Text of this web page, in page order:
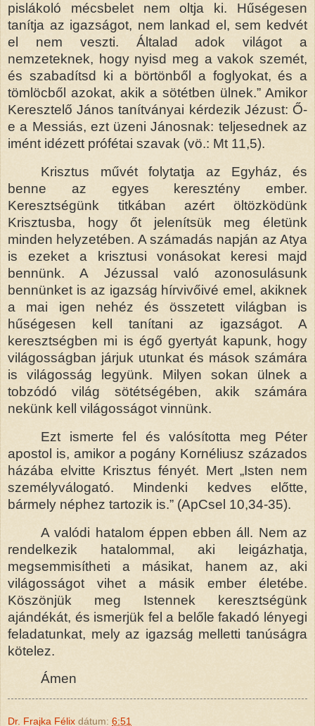
pislákoló mécsbelet nem oltja ki. Hűségesen
tanítja az igazságot, nem lankad el, sem kedvét
el nem veszti. Általad adok világot a
nemzeteknek, hogy nyisd meg a vakok szemét,
és szabadítsd ki a börtönből a foglyokat, és a
tömlöcből azokat, akik a sötétben ülnek.” Amikor
Keresztelő János tanítványai kérdezik Jézust: Ő-
e a Messiás, ezt üzeni Jánosnak: teljesednek az
imént idézett prófétai szavak (vö.: Mt 11,5).
Krisztus művét folytatja az Egyház, és
benne az egyes keresztény ember.
Keresztségünk titkában azért öltözködünk
Krisztusba, hogy őt jelenítsük meg életünk
minden helyzetében. A számadás napján az Atya
is ezeket a krisztusi vonásokat keresi majd
bennünk. A Jézussal való azonosulásunk
bennünket is az igazság hírvivőivé emel, akiknek
a mai igen nehéz és összetett világban is
hűségesen kell tanítani az igazságot. A
keresztségben mi is égő gyertyát kapunk, hogy
világosságban járjuk utunkat és mások számára
is világosság legyünk. Milyen sokan ülnek a
tobzódó világ sötétségében, akik számára
nekünk kell világosságot vinnünk.
Ezt ismerte fel és valósította meg Péter
apostol is, amikor a pogány Kornéliusz százados
házába elvitte Krisztus fényét. Mert „Isten nem
személyválogató. Mindenki kedves előtte,
bármely néphez tartozik is.” (ApCsel 10,34-35).
A valódi hatalom éppen ebben áll. Nem az
rendelkezik hatalommal, aki leigázhatja,
megsemmisítheti a másikat, hanem az, aki
világosságot vihet a másik ember életébe.
Köszönjük meg Istennek keresztségünk
ajándékát, és ismerjük fel a belőle fakadó lényegi
feladatunkat, mely az igazság melletti tanúságra
kötelez.
Ámen
Dr. Frajka Félix dátum: 6:51